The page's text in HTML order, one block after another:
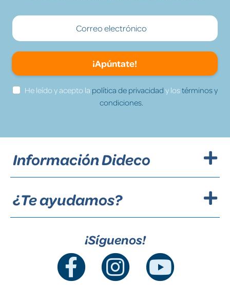
¡Apúntate!
He leído y acepto la política de privacidad y lostérminos y
condiciones.
Información Dideco
¿Te ayudamos?
¡Síguenos!